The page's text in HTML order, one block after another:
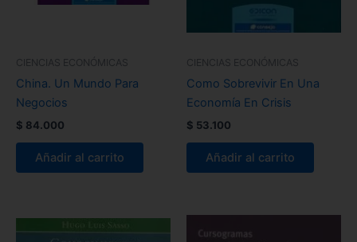
CIENCIAS ECONÓMICAS
China. Un Mundo Para
Negocios
$ 84.000
Añadir al carrito
CIENCIAS ECONÓMICAS
Como Sobrevivir En Una
Economía En Crisis
$ 53.100
Añadir al carrito